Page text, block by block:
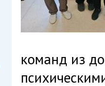
команд из